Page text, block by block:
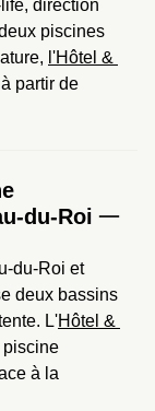
piscines
l'Hôtel &
partir de
du-Roi
du-Roi et
deux bassins
L'Hôtel &
à la